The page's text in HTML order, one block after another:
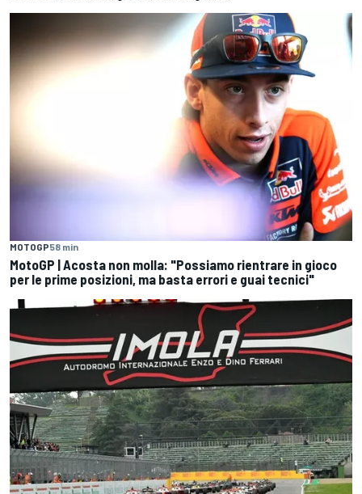
MOTOGP58 min
MotoGP | Acosta non molla: "Possiamo rientrare in gioco
per le prime posizioni, ma basta errori e guai tecnici"